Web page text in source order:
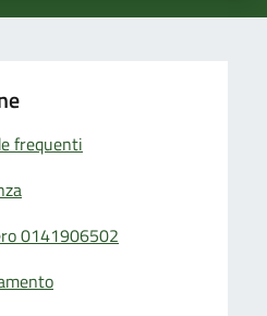
frequenti
0141906502